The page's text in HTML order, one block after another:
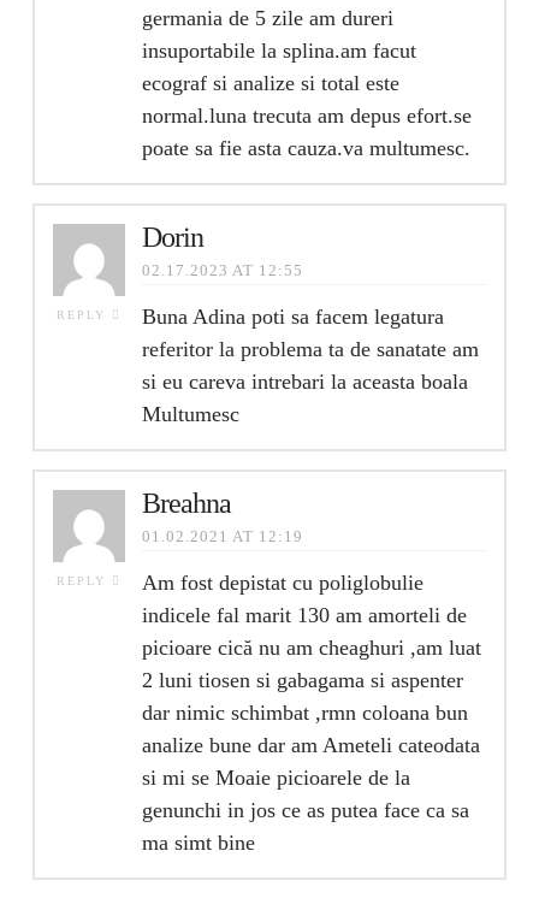
germania de 5 zile am dureri
insuportabile la splina.am facut
ecograf si analize si total este
normal.luna trecuta am depus efort.se
poate sa fie asta cauza.va multumesc.
REPLY
Dorin
02.17.2023 AT 12:55
Buna Adina poti sa facem legatura
referitor la problema ta de sanatate am
si eu careva intrebari la aceasta boala
Multumesc
REPLY
Breahna
01.02.2021 AT 12:19
Am fost depistat cu poliglobulie
indicele fal marit 130 am amorteli de
picioare cică nu am cheaghuri ,am luat
2 luni tiosen si gabagama si aspenter
dar nimic schimbat ,rmn coloana bun
analize bune dar am Ameteli cateodata
si mi se Moaie picioarele de la
genunchi in jos ce as putea face ca sa
ma simt bine